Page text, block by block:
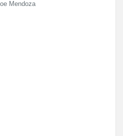
Mendoza